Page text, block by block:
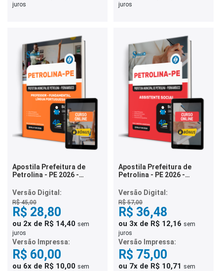
juros
juros
Apostila Prefeitura de
Petrolina - PE 2026 -
do Ensino Fundamental –
Língua Portuguesa
Versão Digital:
R$ 45,00
R$ 28,80
ou 2x de R$ 14,40 sem
juros
Versão Impressa:
R$ 60,00
ou 6x de R$ 10,00 sem
Apostila Prefeitura de
Petrolina - PE 2026 -
Versão Digital:
R$ 57,00
R$ 36,48
ou 3x de R$ 12,16 sem
juros
Versão Impressa:
R$ 75,00
ou 7x de R$ 10,71 sem